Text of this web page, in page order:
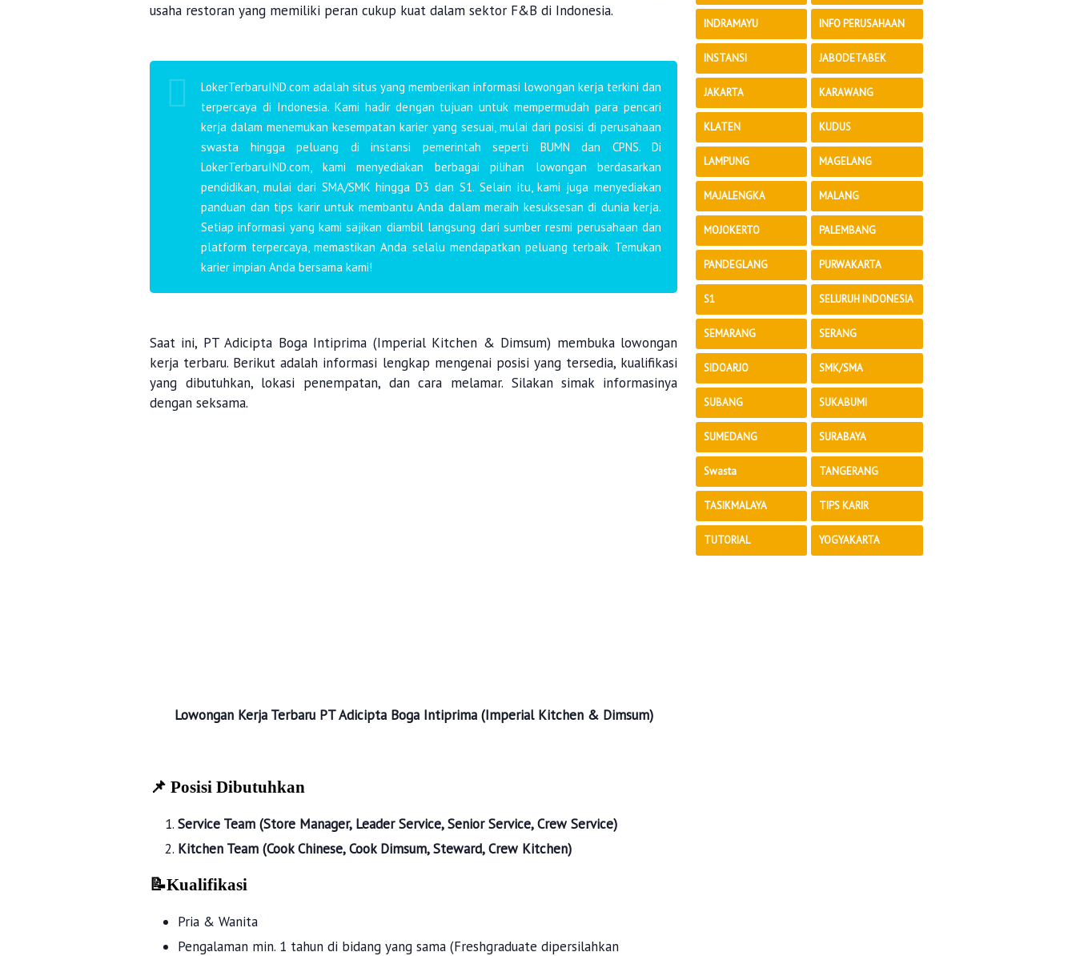
usaha restoran yang memiliki peran cukup kuat dalam sektor F&B di Indonesia.
LokerTerbaruIND.com adalah situs yang memberikan informasi lowongan kerja terkini dan
terpercaya di Indonesia. Kami hadir dengan tujuan untuk mempermudah para pencari
kerja dalam menemukan kesempatan karier yang sesuai, mulai dari posisi di perusahaan
swasta hingga peluang di instansi pemerintah seperti BUMN dan CPNS. Di
LokerTerbaruIND.com, kami menyediakan berbagai pilihan lowongan berdasarkan
pendidikan, mulai dari SMA/SMK hingga D3 dan S1. Selain itu, kami juga menyediakan
panduan dan tips karir untuk membantu Anda dalam meraih kesuksesan di dunia kerja.
Setiap informasi yang kami sajikan diambil langsung dari sumber resmi perusahaan dan
platform terpercaya, memastikan Anda selalu mendapatkan peluang terbaik. Temukan
karier impian Anda bersama kami!
Saat ini, PT Adicipta Boga Intiprima (Imperial Kitchen & Dimsum) membuka lowongan
kerja terbaru. Berikut adalah informasi lengkap mengenai posisi yang tersedia, kualifikasi
yang dibutuhkan, lokasi penempatan, dan cara melamar. Silakan simak informasinya
dengan seksama.
Lowongan Kerja Terbaru PT Adicipta Boga Intiprima (Imperial Kitchen & Dimsum)
📌 Posisi Dibutuhkan
Service Team (Store Manager, Leader Service, Senior Service, Crew Service)
Kitchen Team (Cook Chinese, Cook Dimsum, Steward, Crew Kitchen)
📝Kualifikasi
Pria & Wanita
Pengalaman min. 1 tahun di bidang yang sama (Freshgraduate dipersilahkan
INDRAMAYU INFO PERUSAHAAN
INSTANSI JABODETABEK
JAKARTA KARAWANG
KLATEN KUDUS
LAMPUNG MAGELANG
MAJALENGKA MALANG
MOJOKERTO PALEMBANG
PANDEGLANG PURWAKARTA
S1 SELURUH INDONESIA
SEMARANG SERANG
SIDOARJO SMK/SMA
SUBANG SUKABUMI
SUMEDANG SURABAYA
Swasta TANGERANG
TASIKMALAYA TIPS KARIR
TUTORIAL YOGYAKARTA